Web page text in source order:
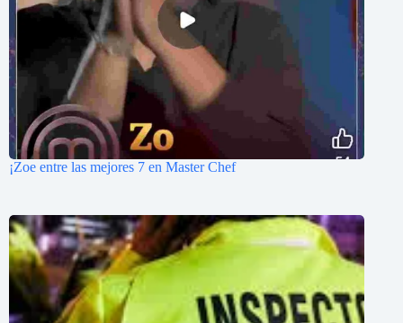
¡Zoe entre las mejores 7 en Master Chef